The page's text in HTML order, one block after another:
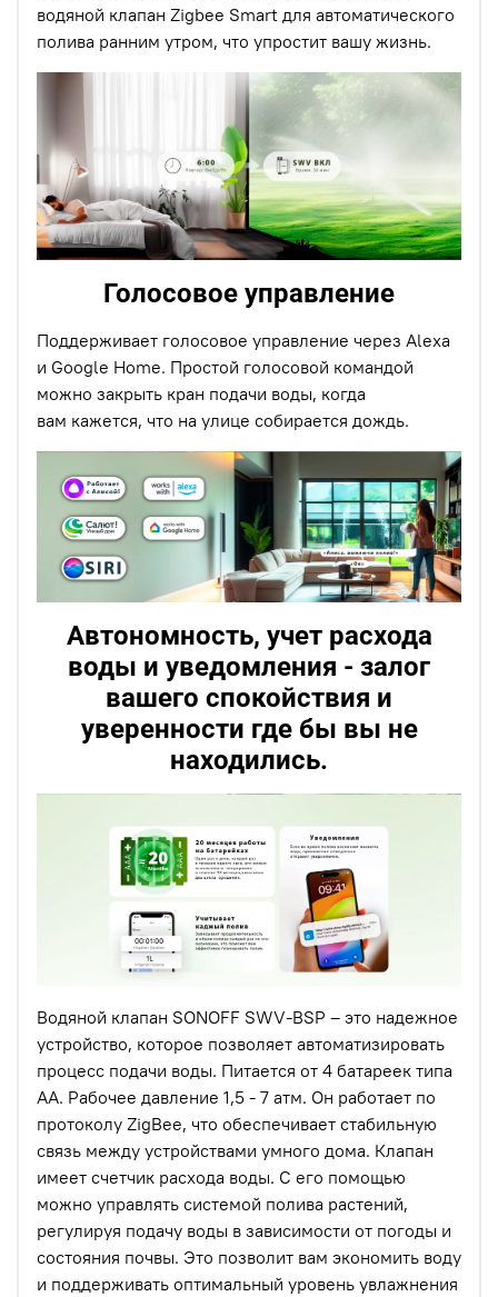
водяной клапан Zigbee Smart для автоматического
полива ранним утром, что упростит вашу жизнь.
Голосовое управление
Поддерживает голосовое управление через Alexa
и Google Home. Простой голосовой командой
можно закрыть кран подачи воды, когда
вам кажется, что на улице собирается дождь.
Автономность, учет расхода
воды и уведомления - залог
вашего спокойствия и
уверенности где бы вы не
находились.
Водяной клапан SONOFF SWV-BSP – это надежное
устройство, которое позволяет автоматизировать
процесс подачи воды. Питается от 4 батареек типа
АА. Рабочее давление 1,5 - 7 атм. Он работает по
протоколу ZigBee, что обеспечивает стабильную
связь между устройствами умного дома. Клапан
имеет счетчик расхода воды. С его помощью
можно управлять системой полива растений,
регулируя подачу воды в зависимости от погоды и
состояния почвы. Это позволит вам экономить воду
и поддерживать оптимальный уровень увлажнения